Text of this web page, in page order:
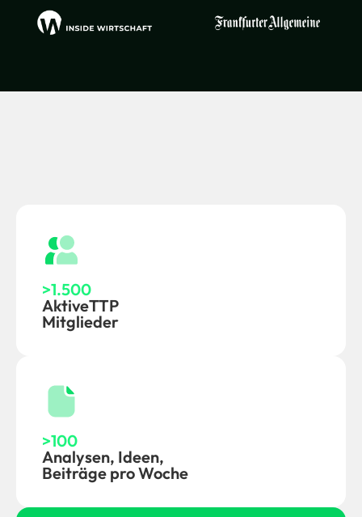
>1.500
AktiveTTP
Mitglieder
>100
Analysen, Ideen,
Beiträge pro Woche